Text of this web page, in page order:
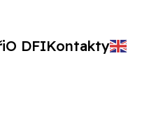
O DFIKontakty